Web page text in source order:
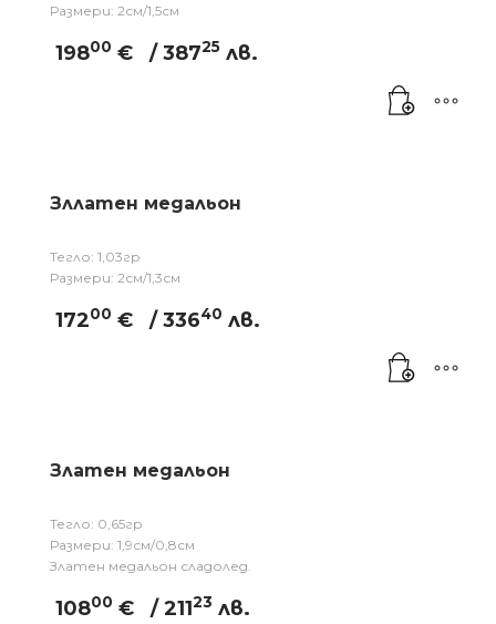
Размери: 2см/1,5см
19800 € / 38725 лв.
Зллатен медальон
Тегло: 1,03гр
Размери: 2см/1,3см
17200 € / 33640 лв.
Златен медальон
Тегло: 0,65гр
Размери: 1,9см/0,8см
Златен медальон сладолед.
10800 € / 21123 лв.